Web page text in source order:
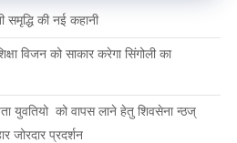
की नई कहानी
विजन को साकार करेगा सिंगोली का
युवतियो को वापस लाने हेतु शिवसेना न्ठज्
जोरदार प्रदर्शन